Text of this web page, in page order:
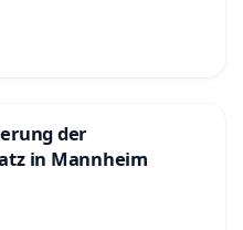
der
Folgenden die
der
in Mannheim